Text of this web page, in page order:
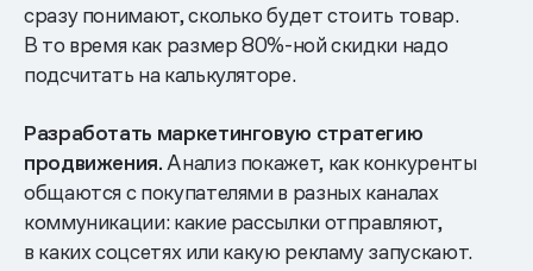
сразу понимают, сколько будет стоить товар.
В то время как размер 80%-ной скидки надо
подсчитать на калькуляторе.
Разработать маркетинговую стратегию
продвижения.Анализ покажет, как конкуренты
общаются с покупателями в разных каналах
коммуникации: какие рассылки отправляют,
в каких соцсетях или какую рекламу запускают.